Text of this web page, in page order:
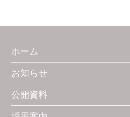
ホーム
お知らせ
公開資料